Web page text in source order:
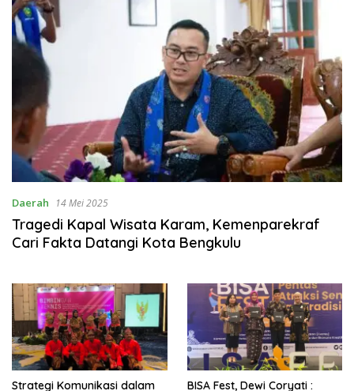
Daerah 14 Mei 2025
Tragedi Kapal Wisata Karam, Kemenparekraf
Cari Fakta Datangi Kota Bengkulu
Strategi Komunikasi dalam
BISA Fest, Dewi Coryati :